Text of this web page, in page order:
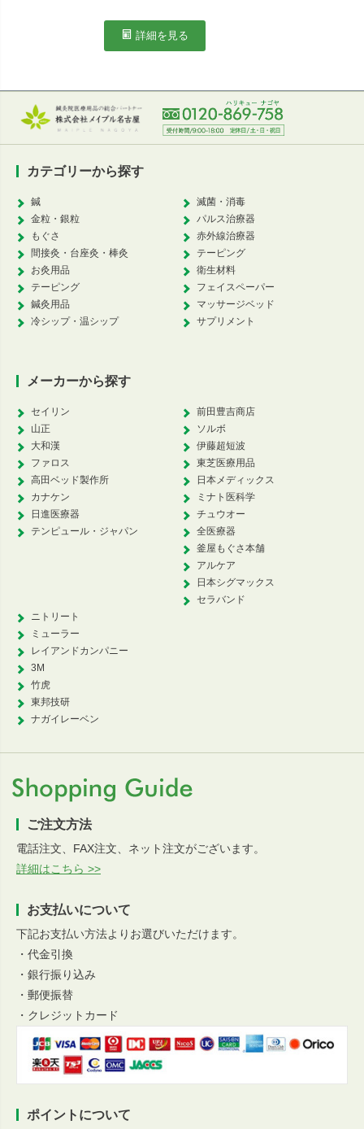
詳細を見る
カテゴリーから探す
鍼
金粒・銀粒
もぐさ
間接灸・台座灸・棒灸
お灸用品
テーピング
鍼灸用品
冷シップ・温シップ
滅菌・消毒
パルス治療器
赤外線治療器
テーピング
衛生材料
フェイスペーパー
マッサージベッド
サプリメント
メーカーから探す
セイリン
山正
大和漢
ファロス
高田ベッド製作所
カナケン
日進医療器
テンピュール・ジャパン
前田豊吉商店
ソルボ
伊藤超短波
東芝医療用品
日本メディックス
ミナト医科学
チュウオー
全医療器
釜屋もぐさ本舗
アルケア
日本シグマックス
セラバンド
ニトリート
ミューラー
レイアンドカンパニー
3M
竹虎
東邦技研
ナガイレーベン
ご注文方法
電話注文、FAX注文、ネット注文がございます。
詳細はこちら >>
お支払いについて
下記お支払い方法よりお選びいただけます。
・代金引換
・銀行振り込み
・郵便振替
・クレジットカード
ポイントについて